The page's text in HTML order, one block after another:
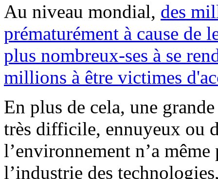
Au niveau mondial, des
prématurément à cause de
plus nombreux-ses à se
millions à être victimes
En plus de cela, une
très difficile, ennuyeux ou
l’environnement n’a
l’industrie des